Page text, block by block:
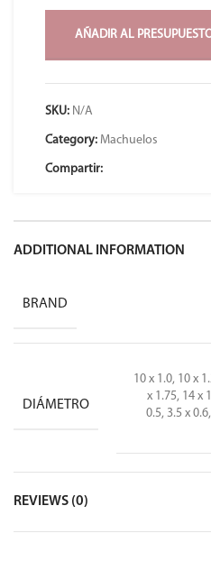
AÑADIR AL
SKU: N/A
Category: Machuelos
Compartir:
ADDITIONAL INFORMATION
BRAND
DIÁMETRO
10 x 1.0, 10 x
x 1.75, 14 x
0.5, 3.5 x
REVIEWS (0)